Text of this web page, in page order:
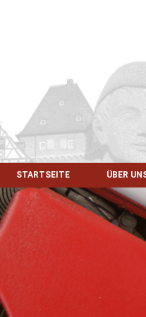
STARTSEITE ÜBER